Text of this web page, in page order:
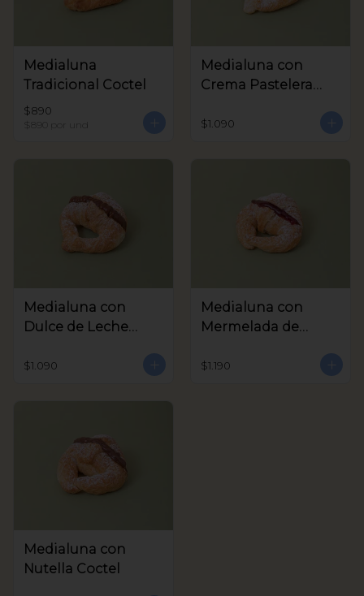
Medialuna
Tradicional Coctel
$890
$890 por und
Medialuna con
Crema Pastelera
$1.090
Medialuna con
Dulce de Leche
$1.090
Medialuna con
Mermelada de
$1.190
Medialuna con
Nutella Coctel